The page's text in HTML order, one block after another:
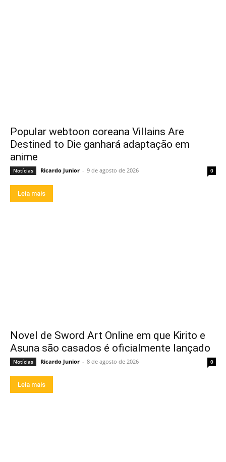
Popular webtoon coreana Villains Are
Destined to Die ganhará adaptação em
anime
Notícias Ricardo Junior - 9 de agosto de 2026 0
Leia mais
Novel de Sword Art Online em que Kirito e
Asuna são casados é oficialmente lançado
Notícias Ricardo Junior - 8 de agosto de 2026 0
Leia mais